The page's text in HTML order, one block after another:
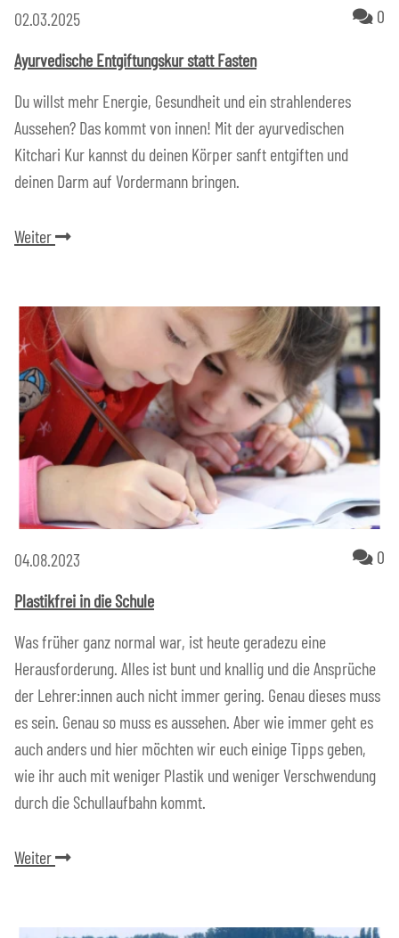
02.03.2025 0
Ayurvedische Entgiftungskur statt Fasten
Du willst mehr Energie, Gesundheit und ein strahlenderes
Aussehen? Das kommt von innen! Mit der ayurvedischen
Kitchari Kur kannst du deinen Körper sanft entgiften und
deinen Darm auf Vordermann bringen.
Weiter
04.08.2023 0
Plastikfrei in die Schule
Was früher ganz normal war, ist heute geradezu eine
Herausforderung. Alles ist bunt und knallig und die Ansprüche
der Lehrer:innen auch nicht immer gering. Genau dieses muss
es sein. Genau so muss es aussehen. Aber wie immer geht es
auch anders und hier möchten wir euch einige Tipps geben,
wie ihr auch mit weniger Plastik und weniger Verschwendung
durch die Schullaufbahn kommt.
Weiter